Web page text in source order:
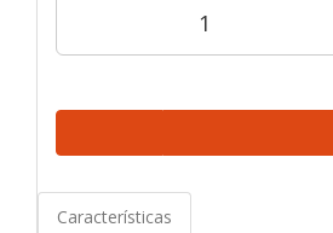
Características